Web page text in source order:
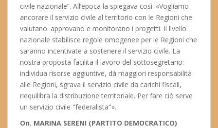
civile nazionale”. All’epoca la spiegava così: «Vogliamo
ancorare il servizio civile al territorio con le Regioni che
valutano. approvano e monitorano i progetti. Il livello
nazionale stabilisce regole omogenee per le Regioni che
saranno incentivate a sostenere il servizio civile. La
nostra proposta facilita il lavoro del sottosegretario:
individua risorse aggiuntive, dà maggiori responsabilità
alle Regioni, sgrava il servizio civile da carichi fiscali,
riequilibra la distribuzione territoriale. Per fare ciò serve
un servizio civile "federalista"».
On. MARINA SERENI (PARTITO DEMOCRATICO)